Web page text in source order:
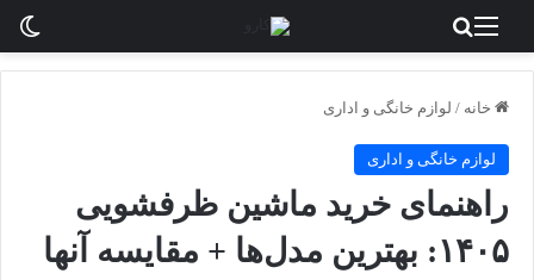
منو
خانه / لوازم خانگی و اداری
لوازم خانگی و اداری
راهنمای خرید ماشین ظرفشویی
۱۴۰۵: بهترین مدل‌ها + مقایسه آنها